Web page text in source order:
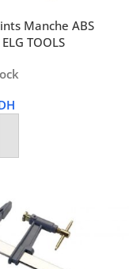
Manche ABS
TOOLS
Au Panier